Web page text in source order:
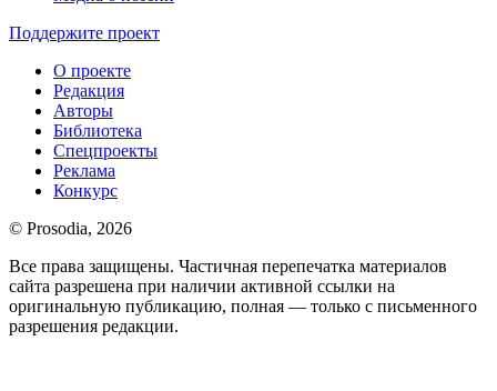
Поддержите проект
О проекте
Редакция
Авторы
Библиотека
Спецпроекты
Реклама
Конкурс
© Prosodia, 2026
Все права защищены. Частичная перепечатка материалов
сайта разрешена при наличии активной ссылки на
оригинальную публикацию, полная — только с письменного
разрешения редакции.